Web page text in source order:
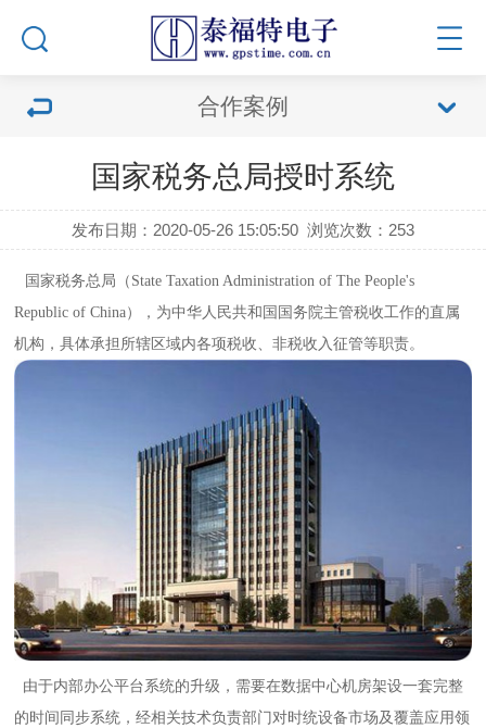
合作案例
国家税务总局授时系统
发布日期：2020-05-26 15:05:50 浏览次数： 253
国家税务总局（State Taxation Administration of The People's
Republic of China），为中华人民共和国国务院主管税收工作的直属
机构，具体承担所辖区域内各项税收、非税收入征管等职责。
由于内部办公平台系统的升级，需要在数据中心机房架设一套完整
的时间同步系统，经相关技术负责部门对时统设备市场及覆盖应用领